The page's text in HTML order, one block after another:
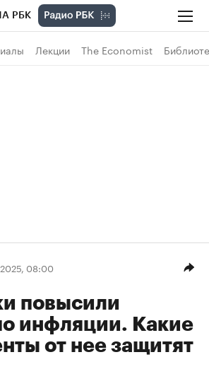
РБК
Лекции The Economist
08:00
повысили
инфляции. Какие
от нее защитят